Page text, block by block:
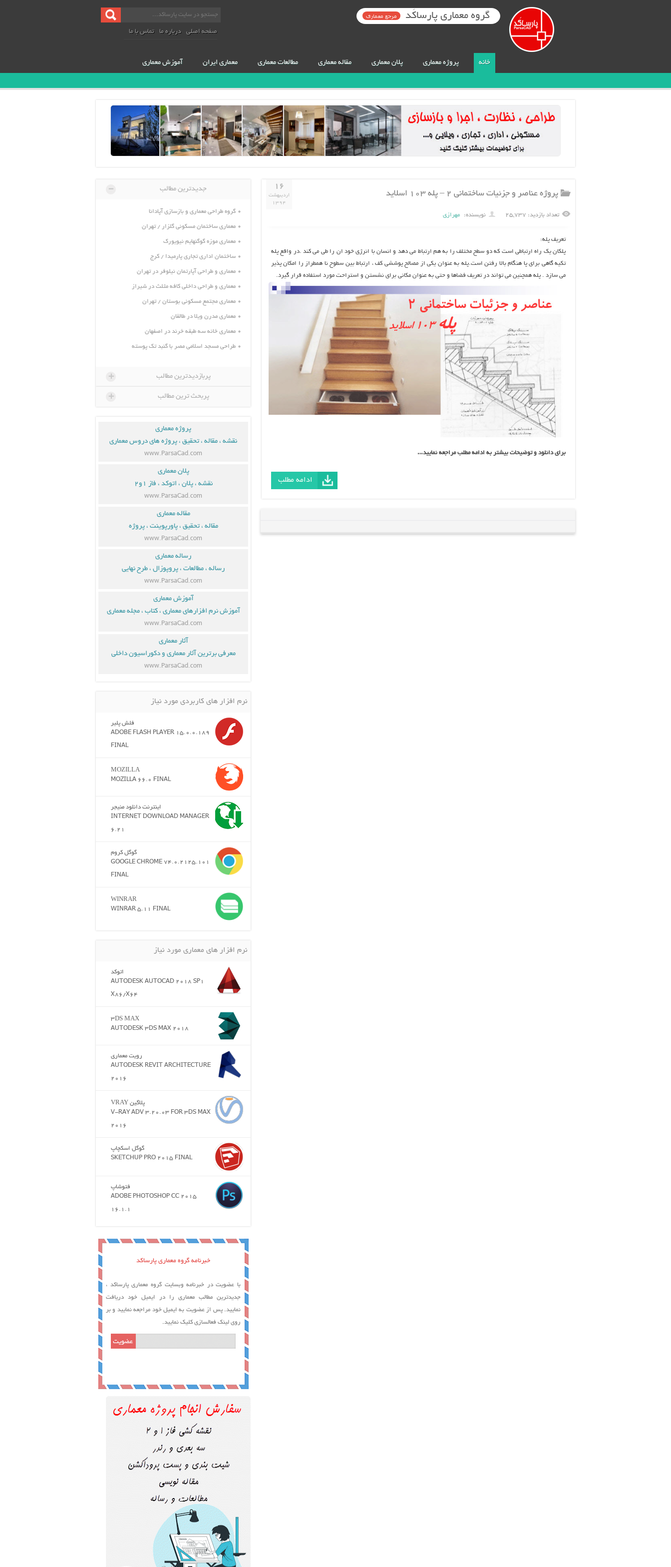
صفحه اصلی درباره ما تماس با ما
خانه پروژه معماری پلان معماری مقاله معماری مطالعات معماری معماری ایران آموزش معماری
گروه معماری پارساکَد مرجع معماری
۱۶
اردیبهشت
۱۳۹۴
پروژه عناصر و جزئيات ساختمانی ۲ – پله ۱۰۳ اسلاید
تعداد بازدید: ۲۵,۷۳۷ نویسنده: مهرازی
تعريف پله:
پلكان يك راه ارتباطي است كه دو سطح مختلف را به هم ارتباط مي دهد و انسان با انرژي خود ان را طي مي كند .در واقع پله
تكيه گاهي براي پا هنگام بالا رفتن است.پله به عنوان یکی از مصالح پوششی کف ، ارتباط بین سطوح نا همطراز را امکان پذیر
می سازد . پله همچنین می تواند در تعریف فضاها و حتی به عنوان مکانی برای نشستن و استراحت مورد استفاده قرار گیرد.
برای دانلود و توضیحات بیشتر به ادامه مطلب مراجعه نمایید…
ادامه مطلب
جدیدترین مطالب -
گروه طراحی معماری و بازسازی آپادانا
معماری ساختمان مسکونی گلزار / تهران
معماری موزه گوگنهایم نیویورک
ساختمان اداری تجاری پارمیدا / کرج
معماری و طراحی آپارتمان نیلوفر در تهران
معماری و طراحی داخلی کافه مثلث در شیراز
معماری مجتمع مسکونی بوستان / تهران
معماری مدرن ویلا در طالقان
معماری خانه سه طبقه خرند در اصفهان
طراحی مسجد اسلامی مصر با گنبد تک پوسته
پربازدیدترین مطالب +
پربحث ترین مطالب +
پروژه معماری
نقشه ، مقاله ، تحقیق ، پروژه های دروس معماری
www.ParsaCad.com
پلان معماری
نقشه ، پلان ، اتوکد ، فاز ۱و۲
www.ParsaCad.com
مقاله معماری
مقاله ، تحقیق ، پاورپوینت ، پروژه
www.ParsaCad.com
رساله معماری
رساله ، مطالعات ، پروپوزال ، طرح نهایی
www.ParsaCad.com
آموزش معماری
آموزش نرم افزارهای معماری ، کتاب ، مجله معماری
www.ParsaCad.com
آثار معماری
معرفی برترین آثار معماری و دکوراسیون داخلی
www.ParsaCad.com
نرم افزار های کاربردی مورد نیاز
فلش پلیر
ADOBE FLASH PLAYER 15.0.0.189
FINAL
MOZILLA
MOZILLA 66.0 FINAL
اینترنت دانلود منیجر
INTERNET DOWNLOAD MANAGER
6.21
گوگل کروم
GOOGLE CHROME 74.0.2125.101
FINAL
WINRAR
WINRAR 5.11 FINAL
نرم افزار های معماری مورد نیاز
اتوکد
AUTODESK AUTOCAD 2018 SP1
X86/X64
3DS MAX
AUTODESK 3DS MAX 2018
رویت معماری
AUTODESK REVIT ARCHITECTURE
2016
پلاگین VRAY
V-RAY ADV 3.20.03 FOR 3DS MAX
2016
گوگل اسکچاپ
SKETCHUP PRO 2015 FINAL
فتوشاپ
ADOBE PHOTOSHOP CC 2015
16.1.1
خبرنامه گروه معماری پارساکد
با عضویت در خبرنامه وبسایت گروه معماری پارساکد ،
جدیدترین مطالب معماری را در ایمیل خود دریافت
نمایید. پس از عضویت به ایمیل خود مراجعه نمایید و بر
روی لینک فعالسازی کلیک نمایید.